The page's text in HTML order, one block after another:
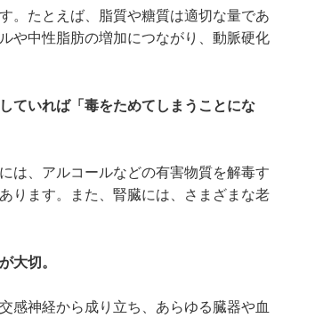
。たとえば、脂質や糖質は適切な量であ
や中性脂肪の増加につながり、動脈硬化
ていれば「毒をためてしまうことにな
は、アルコールなどの有害物質を解毒す
ります。また、腎臓には、さまざまな老
大切。
感神経から成り立ち、あらゆる臓器や血